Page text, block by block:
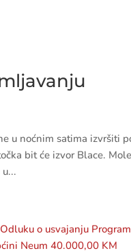
u noćnim satima izvršiti
bit će izvor Blace.